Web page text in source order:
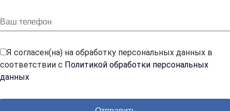
Я согласен(на) на обработку персональных данных в
соответствии с Политикой обработки персональных
данных